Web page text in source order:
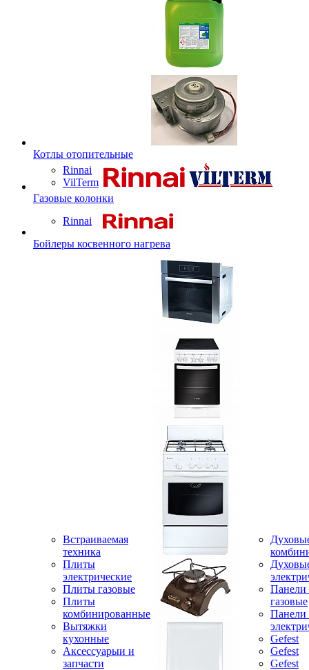
Котлы отопительные
Rinnai
VilTerm
Газовые колонки
Rinnai
Бойлеры косвенного нагрева
Встраиваемая
техника
Плиты
электрические
Плиты газовые
Плиты
комбинированные
Вытяжки
кухонные
Аксессуарыи и
запчасти
Панели
газовые
Панели
Gefest
Gefest
Gefest